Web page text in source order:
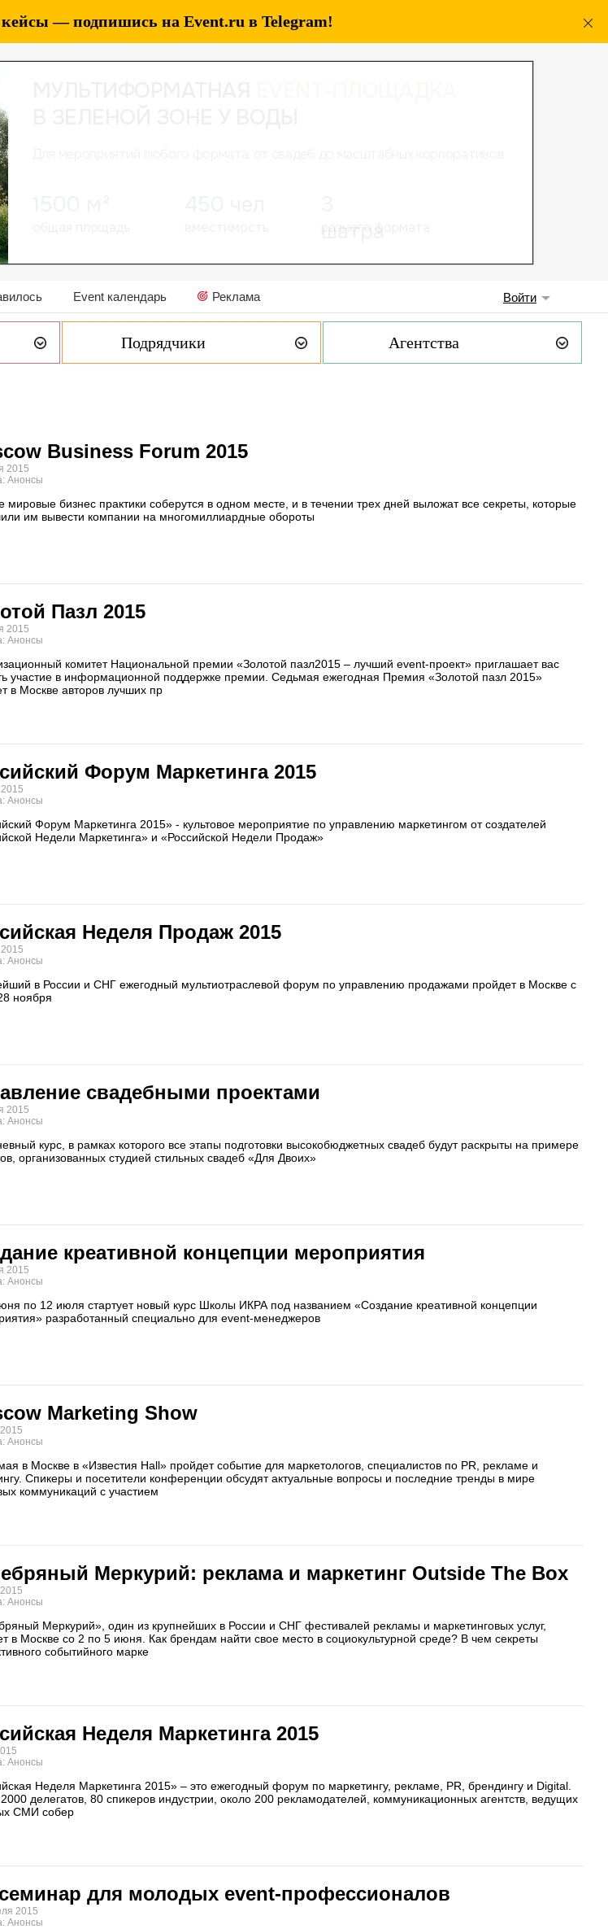
— подпишись на Event.ru в Telegram!
Event календарь Реклама Войти
Подрядчики Агентства
Business Forum 2015
2015
Анонсы
мировые бизнес практики соберутся в одном месте, и в течении трех дней выложат все секреты, которые
им вывести компании на многомиллиардные обороты
Пазл 2015
2015
Анонсы
комитет Национальной премии «Золотой пазл2015 – лучший event-проект» приглашает вас
участие в информационной поддержке премии. Седьмая ежегодная Премия «Золотой пазл 2015»
в Москве авторов лучших пр
Форум Маркетинга 2015
Анонсы
Форум Маркетинга 2015» - культовое мероприятие по управлению маркетингом от создателей
Недели Маркетинга» и «Российской Недели Продаж»
Неделя Продаж 2015
Анонсы
в России и СНГ ежегодный мультиотраслевой форум по управлению продажами пройдет в Москве с
ноября
свадебными проектами
2015
Анонсы
курс, в рамках которого все этапы подготовки высокобюджетных свадеб будут раскрыты на примере
организованных студией стильных свадеб «Для Двоих»
креативной концепции мероприятия
2015
Анонсы
по 12 июля стартует новый курс Школы ИКРА под названием «Создание креативной концепции
разработанный специально для event-менеджеров
Marketing Show
Анонсы
в Москве в «Известия Hall» пройдет событие для маркетологов, специалистов по PR, рекламе и
Спикеры и посетители конференции обсудят актуальные вопросы и последние тренды в мире
коммуникаций с участием
Меркурий: реклама и маркетинг Outside The Box
Анонсы
Меркурий», один из крупнейших в России и СНГ фестивалей рекламы и маркетинговых услуг,
в Москве со 2 по 5 июня. Как брендам найти свое место в социокультурной среде? В чем секреты
событийного марке
Неделя Маркетинга 2015
Анонсы
Неделя Маркетинга 2015» – это ежегодный форум по маркетингу, рекламе, PR, брендингу и Digital.
делегатов, 80 спикеров индустрии, около 200 рекламодателей, коммуникационных агентств, ведущих
СМИ собер
для молодых event-профессионалов
2015
Анонсы